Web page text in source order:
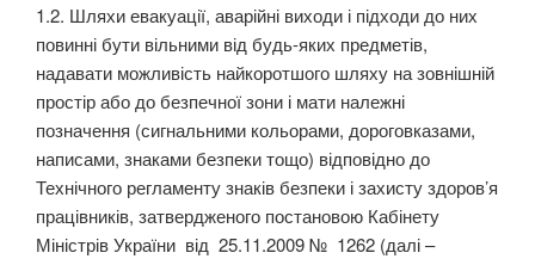
1.2. Шляхи евакуації, аварійні виходи і підходи до них
повинні бути вільними від будь-яких пред­метів,
надавати можливість найкоротшого шляху на зовнішній
простір або до безпечної зони і мати належні
позначення (сигнальними кольорами, дороговказами,
написами, знаками безпеки тощо) відповідно до
Технічного регламенту знаків безпеки і захисту здоров’я
працівників, затвердженого постановою Кабінету
Міністрів України від 25.11.2009 № 1262 (далі –